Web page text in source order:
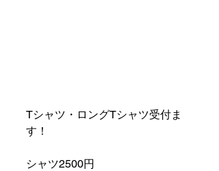
Tシャツ・ロングTシャツ受付ま
す！
シャツ2500円